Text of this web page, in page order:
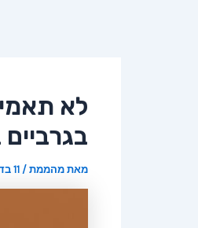
לא
מאתמהממת/11 בדצמבר 2024